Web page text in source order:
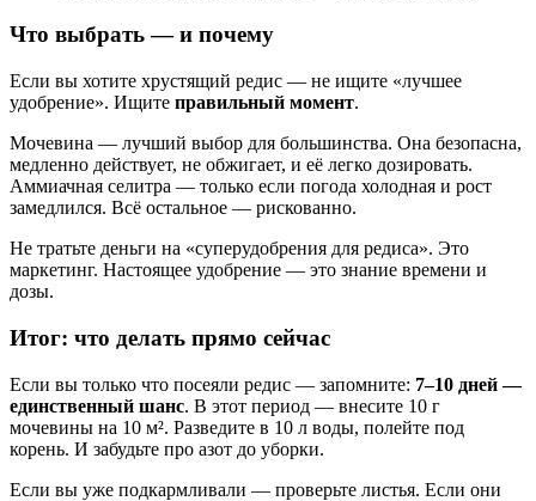
Что выбрать — и почему
Если вы хотите хрустящий редис — не ищите «лучшее
удобрение». Ищите правильный момент.
Мочевина — лучший выбор для большинства. Она безопасна,
медленно действует, не обжигает, и её легко дозировать.
Аммиачная селитра — только если погода холодная и рост
замедлился. Всё остальное — рискованно.
Не тратьте деньги на «суперудобрения для редиса». Это
маркетинг. Настоящее удобрение — это знание времени и
дозы.
Итог: что делать прямо сейчас
Если вы только что посеяли редис — запомните: 7–10 дней —
единственный шанс. В этот период — внесите 10 г
мочевины на 10 м². Разведите в 10 л воды, полейте под
корень. И забудьте про азот до уборки.
Если вы уже подкармливали — проверьте листья. Если они